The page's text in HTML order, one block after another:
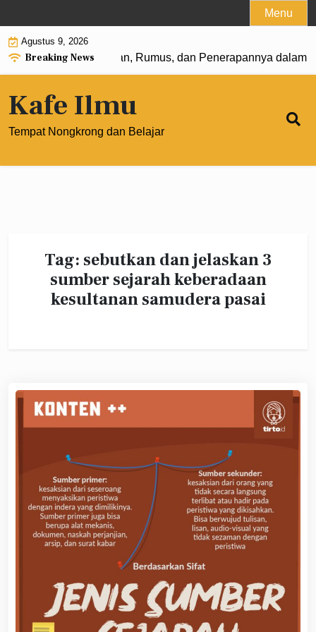
to
content
Menu
Agustus 9, 2026
Breaking News
Pangkat 0: Pengertian, Rumus, dan Penerapannya dalam
Kafe Ilmu
Tempat Nongkrong dan Belajar
Tag: sebutkan dan jelaskan 3
sumber sejarah keberadaan
kesultanan samudera pasai